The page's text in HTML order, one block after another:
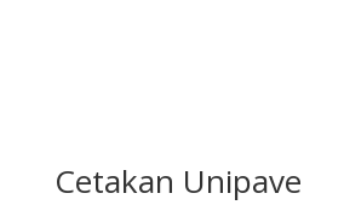
Cetakan Unipave